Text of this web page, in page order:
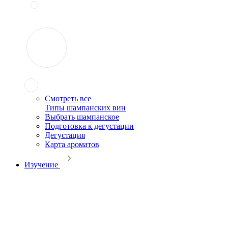
Смотреть все
Типы шампанских вин
Выбрать шампанское
Подготовка к дегустации
Дегустация
Карта ароматов
Изучение